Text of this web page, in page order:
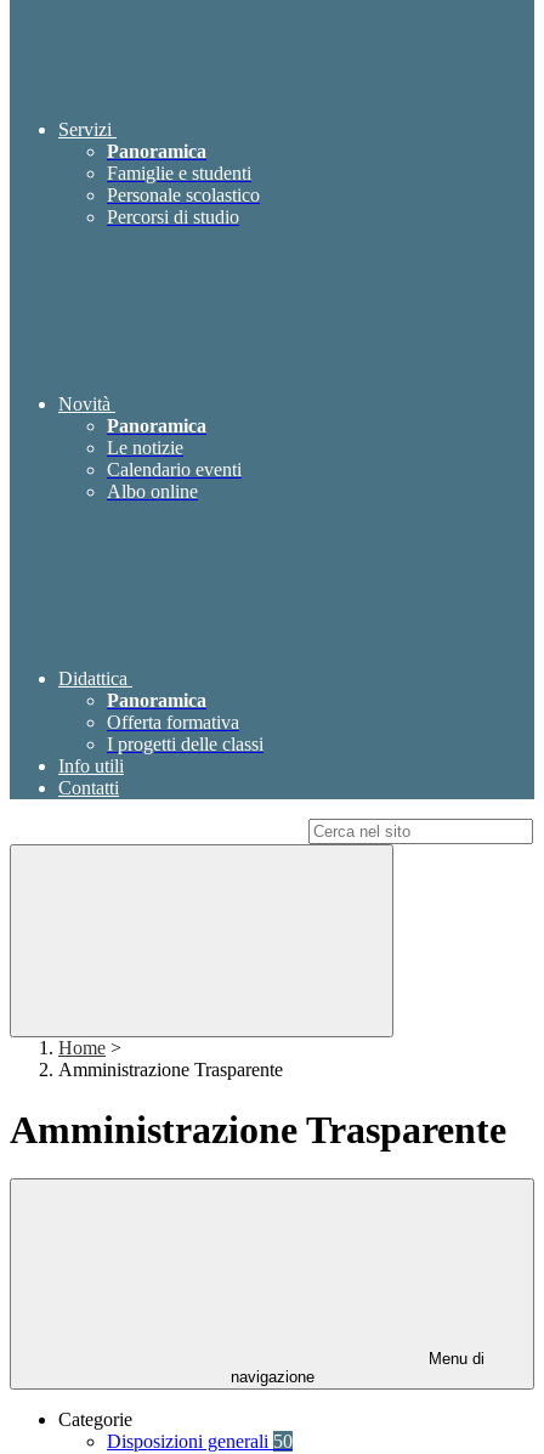
Servizi
Panoramica
Famiglie e studenti
Personale scolastico
Percorsi di studio
Novità
Panoramica
Le notizie
Calendario eventi
Albo online
Didattica
Panoramica
Offerta formativa
I progetti delle classi
Info utili
Contatti
Home >
Amministrazione Trasparente
Amministrazione Trasparente
Menu di
navigazione
Categorie
Disposizioni generali 50